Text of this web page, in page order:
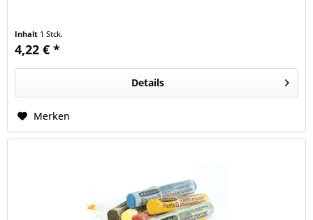
Inhalt 1 Stck.
4,22 € *
Details
Merken